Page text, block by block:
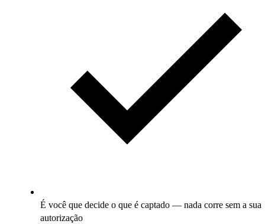
É você que decide o que é captado — nada corre sem a sua
autorização